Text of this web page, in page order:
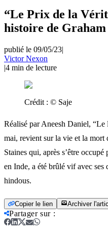
“Le Prix de la
histoire de Graham
publié le 09/05/23|
Victor Nexon
|4 min de lecture
Crédit : © Saje
Réalisé par Aneesh Daniel,
mai, revient sur la vie et la mort
Staines qui, après s’être
en Inde, a été brûlé vif avec ses
hindous.
Copier le lien Archiver
Partager sur: